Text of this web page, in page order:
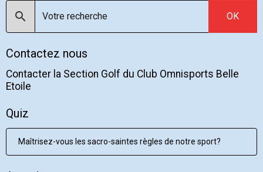
OK
Contactez nous
Contacter la Section Golf du Club Omnisports Belle
Etoile
Quiz
Maîtrisez-vous les sacro-saintes règles de notre sport?